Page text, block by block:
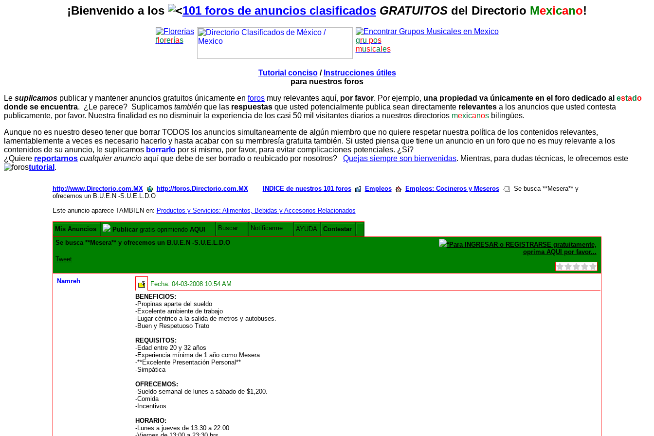
¡Bienvenido a los 101 foros de anuncios clasificados GRATUITOS del Directorio Mexicano!
florerías gru pos
musica es
Tutorial conciso/ Instrucciones útiles
para nuestros foros
Le suplicamos publicar y mantener anuncios gratuitos únicamente en foros muy relevantes aquí, por favor. Por ejemplo, una propiedad va únicamente en el foro dedicado al estado
donde se encuentra. ¿Le parece? Suplicamos también que las respuestas que usted potencialmente publica sean directamente relevantes a los anuncios que usted contesta
publicamente, por favor. Nuestra finalidad es no disminuir la experiencia de los casi 50 mil visitantes diarios a nuestros directorios mexicanos bilingües.
Aunque no es nuestro deseo tener que borrar TODOS los anuncios simultaneamente de algún miembro que no quiere respetar nuestra política de los contenidos relevantes,
lamentablemente a veces es necesario hacerlo y hasta acabar con su membresía gratuita también. Si usted piensa que tiene un anuncio en un foro que no es muy relevante a los
contenidos de su anuncio, le suplicamos borrarlo por si mismo, por favor, para evitar complicaciones potenciales. ¿Sí?
¿Quiere reportarnos cualquier anuncio aquí que debe de ser borrado o reubicado por nosotros? Quejas siempre son bienvenidas. Mientras, para dudas técnicas, le ofrecemos este
tutorial .
http://www.Directorio.com.MX http://foros.Directorio.com.MX INDICE de nuestros 101 foros Empleos Empleos: Cocineros y Meseros
Se busca **Mesera** y
ofrecemos un B.U.E.N -S.U.E.L.D.O
Este anuncio aparece TAMBIEN en: Productos y Servicios: Alimentos, Bebidas y Accesorios Relacionados
Mis Anuncios Publicargratis oprimiendo AQUI Buscar Notificarme AYUDA
Contestar
Se busca **Mesera** y ofrecemos un B.U.E.N -S.U.E.L.D.O
Tweet
*Para INGRESAR o REGISTRARSE gratuitamente,
oprima AQUI por favor...
Namreh Fecha: 04-03-2008 10:54 AM
BENEFICIOS:
-Propinas aparte del sueldo
-Excelente ambiente de trabajo
-Lugar céntrico a la salida de metros y autobuses.
-Buen y Respetuoso Trato
REQUISITOS:
-Edad entre 20 y 32 años
-Experiencia mínima de 1 año como Mesera
-**Excelente Presentación Personal**
-Simpática
OFRECEMOS:
-Sueldo semanal de lunes a sábado de $1,200.
-Comida
-Incentivos
HORARIO:
-Lunes a jueves de 13:30 a 22:00